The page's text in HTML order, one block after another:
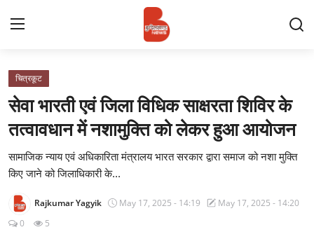
प्रमुख ख़बर
राज्य
चित्रकूट
सेवा भारती एवं जिला विधिक साक्षरता शिविर के
तत्वावधान में नशामुक्ति को लेकर हुआ आयोजन
सामाजिक न्याय एवं अधिकारिता मंत्रालय भारत सरकार द्वारा समाज को नशा मुक्ति
किए जाने को जिलाधिकारी के...
Rajkumar Yagyik May 17, 2025 - 14:19
May 17, 2025 - 14:20
0
5